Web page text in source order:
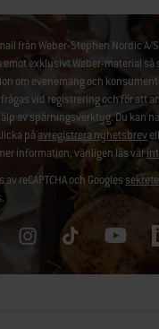
från Weber-Stephen Nordic A/
exklusivt Weber-material så
om evenemang och
vid registrering och för att
av spårningsverktyg. Du kan
på avregistrera nyhetsbrev
information, vänligen läs vår
reCAPTCHA och Googles